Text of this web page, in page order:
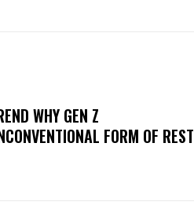
WHY GEN Z
FORM OF REST